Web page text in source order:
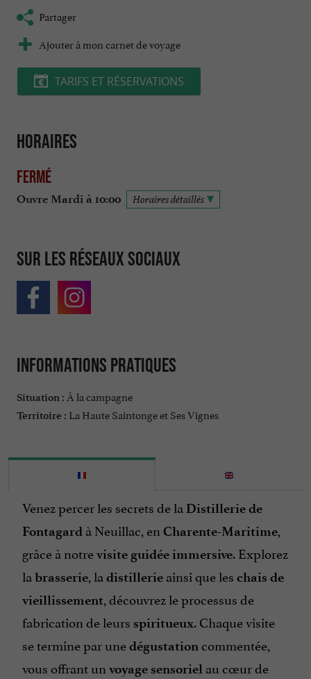
Partager
Ajouter à mon carnet de voyage
TARIFS ET RÉSERVATIONS
Horaires
Fermé
Ouvre Mardi à 10:00 Horaires détaillés
Sur les réseaux sociaux
Informations pratiques
Situation : À la campagne
Territoire : La Haute Saintonge et Ses Vignes
Venez percer les secrets de la Distillerie de
Fontagard à Neuillac, en Charente-Maritime,
grâce à notrevisite guidéeimmersive. Explorez
la brasserie, la distillerie ainsi que les chais de
vieillissement, découvrez le processus de
fabrication de leurs spiritueux. Chaque visite
se termine par unedégustationcommentée,
vous offrant un voyage sensoriel au cœur de